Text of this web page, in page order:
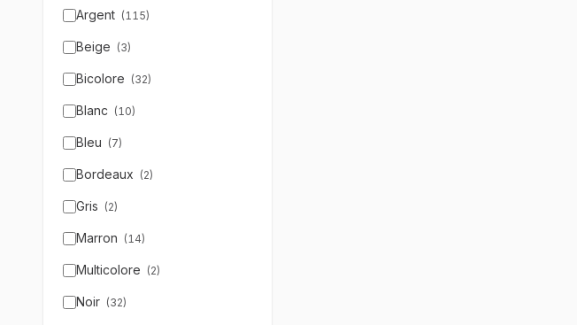
Argent (115)
Beige (3)
Bicolore (32)
Blanc (10)
Bleu (7)
Bordeaux (2)
Gris (2)
Marron (14)
Multicolore (2)
Noir (32)